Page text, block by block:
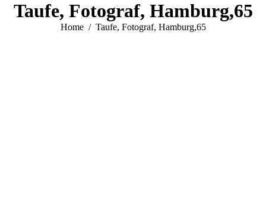
Taufe, Fotograf, Hamburg,65
You are here:
Home Taufe, Fotograf, Hamburg,65